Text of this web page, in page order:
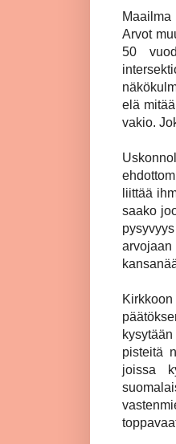
Arvot
50
elä
vakio.
liittää
saako
pisteitä
joissa